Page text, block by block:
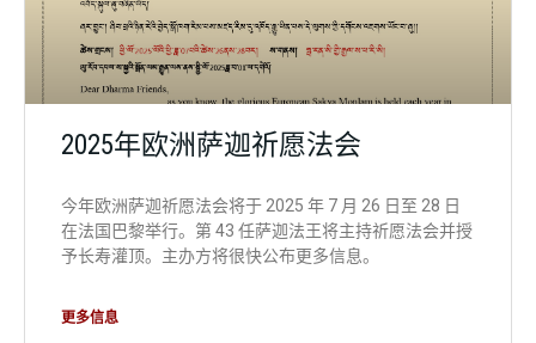
2025年欧洲萨迦祈愿法会
今年欧洲萨迦祈愿法会将于 2025 年 7 月 26 日至 28 日
在法国巴黎举行。第 43 任萨迦法王将主持祈愿法会并授
予长寿灌顶。主办方将很快公布更多信息。
更多信息